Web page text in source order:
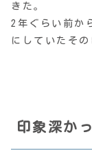
きた。
2年ぐらい前か
にしていたそ
印象深か